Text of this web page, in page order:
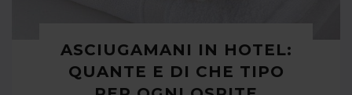
ASCIUGAMANI IN HOTEL:
QUANTE E DI CHE TIPO